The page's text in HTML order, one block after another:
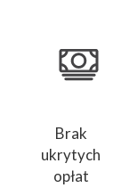
Brak
ukrytych
opłat